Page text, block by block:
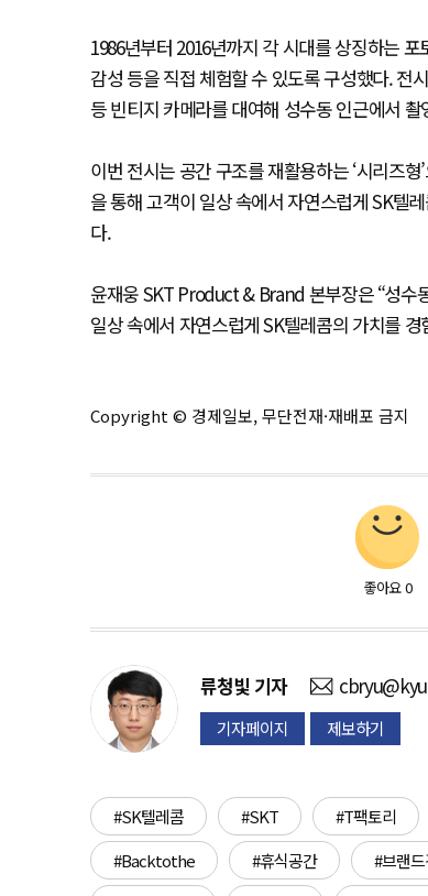
1986년부터 2016년까지 각 시대를 상징하는
감성 등을 직접 체험할 수 있도록 구성했다. 전
등 빈티지 카메라를 대여해 성수동 인근에서
이번 전시는 공간 구조를 재활용하는 ‘시리즈
을 통해 고객이 일상 속에서 자연스럽게 SK텔
다.
윤재웅 SKT Product & Brand 본부장은 “성수
일상 속에서 자연스럽게 SK텔레콤의 가치를
Copyright © 경제일보, 무단전재·재배포 금지
좋아요 0
류청빛 기자
기자페이지 제보하기
#SK텔레콤 #SKT #T팩토리
#Backtothe
#휴식공간 #브랜